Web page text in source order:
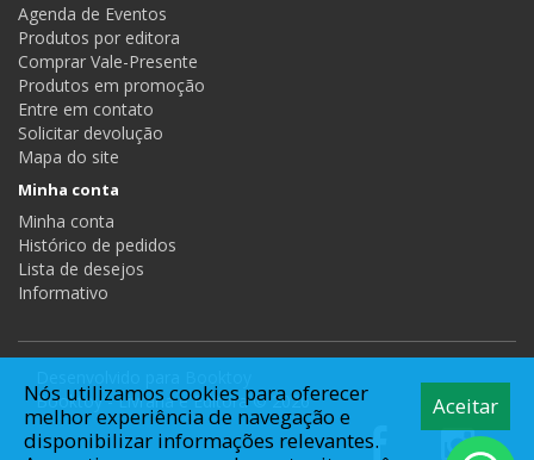
Agenda de Eventos
Produtos por editora
Comprar Vale-Presente
Produtos em promoção
Entre em contato
Solicitar devolução
Mapa do site
Minha conta
Minha conta
Histórico de pedidos
Lista de desejos
Informativo
Booktoy - Livraria e Editora © 2026
Aceitar
Nós utilizamos cookies para oferecer
melhor experiência de navegação e
disponibilizar informações relevantes.